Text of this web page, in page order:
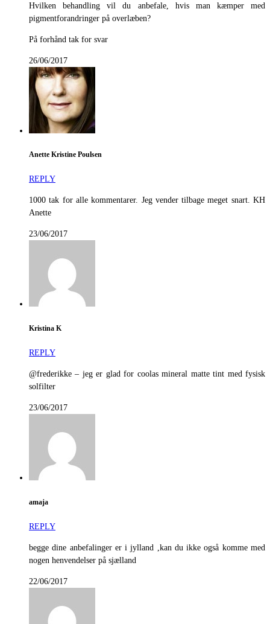
Hvilken behandling vil du anbefale, hvis man kæmper med
pigmentforandringer på overlæben?
På forhånd tak for svar
26/06/2017
Anette Kristine Poulsen
REPLY
1000 tak for alle kommentarer. Jeg vender tilbage meget snart. KH
Anette
23/06/2017
Kristina K
REPLY
@frederikke – jeg er glad for coolas mineral matte tint med fysisk
solfilter
23/06/2017
amaja
REPLY
begge dine anbefalinger er i jylland ,kan du ikke også komme med
nogen henvendelser på sjælland
22/06/2017